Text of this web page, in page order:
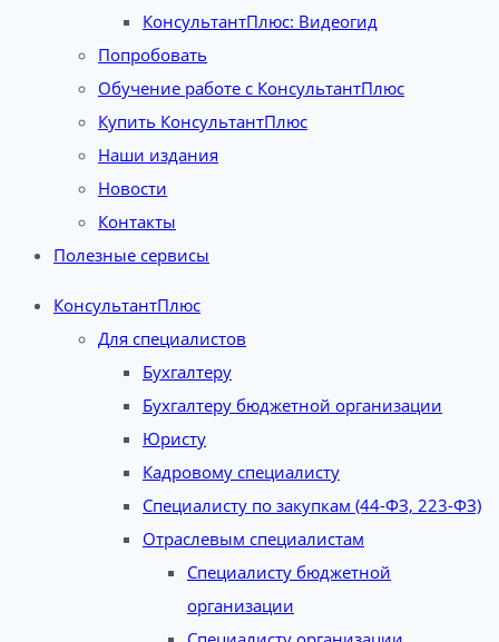
КонсультантПлюс: Видеогид
Попробовать
Обучение работе с КонсультантПлюс
Купить КонсультантПлюс
Наши издания
Новости
Контакты
Полезные сервисы
КонсультантПлюс
Для специалистов
Бухгалтеру
Бухгалтеру бюджетной организации
Юристу
Кадровому специалисту
Специалисту по закупкам (44-ФЗ, 223-ФЗ)
Отраслевым специалистам
Специалисту бюджетной
организации